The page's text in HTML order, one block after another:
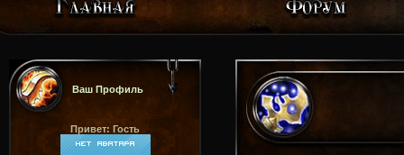
Ваш Профиль
Привет: Гость